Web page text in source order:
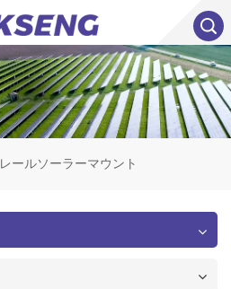
レールソーラーマウント